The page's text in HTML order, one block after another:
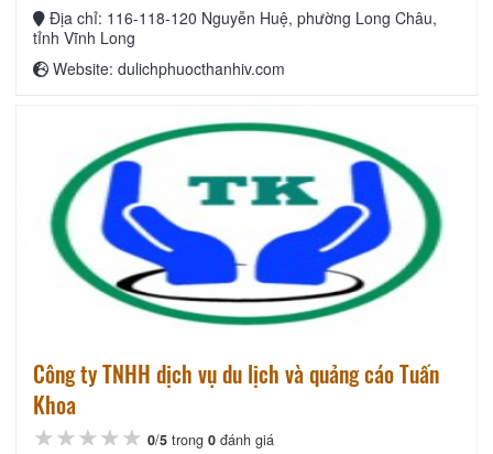
Địa chỉ: 116-118-120 Nguyễn Huệ, phường Long Châu,
tỉnh Vĩnh Long
Website: dulichphuocthanhiv.com
Công ty TNHH dịch vụ du lịch và quảng cáo Tuấn
Khoa
★★★★★
★★★★★
★★★★★ 0/5 trong 0 đánh giá